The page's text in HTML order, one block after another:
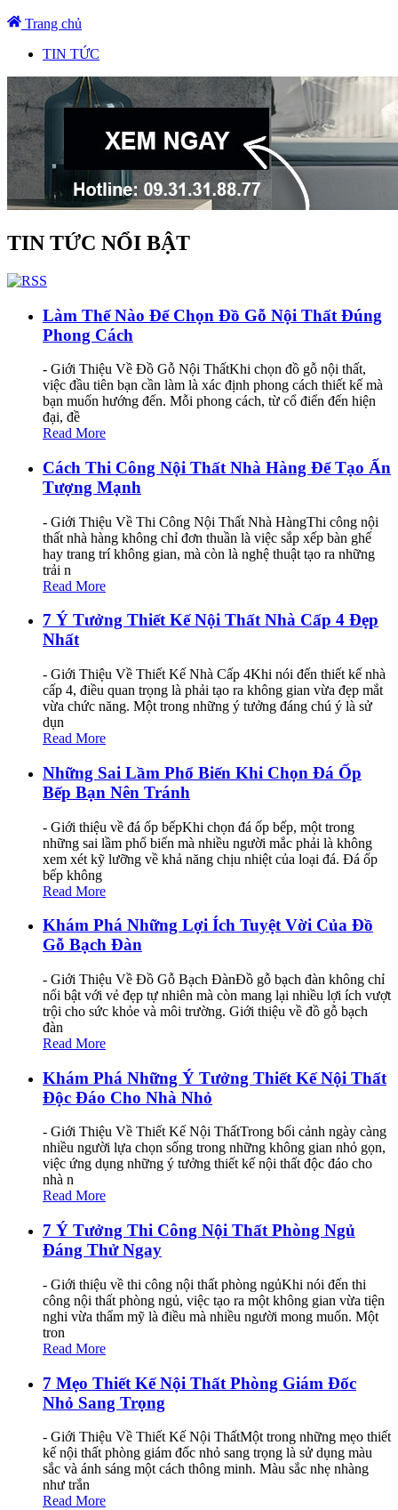
Trang chủ
TIN TỨC
TIN TỨC NỔI BẬT
Làm Thế Nào Để Chọn Đồ Gỗ Nội Thất Đúng
Phong Cách
- Giới Thiệu Về Đồ Gỗ Nội ThấtKhi chọn đồ gỗ nội thất,
việc đầu tiên bạn cần làm là xác định phong cách thiết kế mà
bạn muốn hướng đến. Mỗi phong cách, từ cổ điển đến hiện
đại, đề
Read More
Cách Thi Công Nội Thất Nhà Hàng Để Tạo Ấn
Tượng Mạnh
- Giới Thiệu Về Thi Công Nội Thất Nhà HàngThi công nội
thất nhà hàng không chỉ đơn thuần là việc sắp xếp bàn ghế
hay trang trí không gian, mà còn là nghệ thuật tạo ra những
trải n
Read More
7 Ý Tưởng Thiết Kế Nội Thất Nhà Cấp 4 Đẹp
Nhất
- Giới Thiệu Về Thiết Kế Nhà Cấp 4Khi nói đến thiết kế nhà
cấp 4, điều quan trọng là phải tạo ra không gian vừa đẹp mắt
vừa chức năng. Một trong những ý tưởng đáng chú ý là sử
dụn
Read More
Những Sai Lầm Phổ Biến Khi Chọn Đá Ốp
Bếp Bạn Nên Tránh
- Giới thiệu về đá ốp bếpKhi chọn đá ốp bếp, một trong
những sai lầm phổ biến mà nhiều người mắc phải là không
xem xét kỹ lưỡng về khả năng chịu nhiệt của loại đá. Đá ốp
bếp không
Read More
Khám Phá Những Lợi Ích Tuyệt Vời Của Đồ
Gỗ Bạch Đàn
- Giới Thiệu Về Đồ Gỗ Bạch ĐànĐồ gỗ bạch đàn không chỉ
nổi bật với vẻ đẹp tự nhiên mà còn mang lại nhiều lợi ích vượt
trội cho sức khỏe và môi trường. Giới thiệu về đồ gỗ bạch
đàn
Read More
Khám Phá Những Ý Tưởng Thiết Kế Nội Thất
Độc Đáo Cho Nhà Nhỏ
- Giới Thiệu Về Thiết Kế Nội ThấtTrong bối cảnh ngày càng
nhiều người lựa chọn sống trong những không gian nhỏ gọn,
việc ứng dụng những ý tưởng thiết kế nội thất độc đáo cho
nhà n
Read More
7 Ý Tưởng Thi Công Nội Thất Phòng Ngủ
Đáng Thử Ngay
- Giới thiệu về thi công nội thất phòng ngủKhi nói đến thi
công nội thất phòng ngủ, việc tạo ra một không gian vừa tiện
nghi vừa thẩm mỹ là điều mà nhiều người mong muốn. Một
tron
Read More
7 Mẹo Thiết Kế Nội Thất Phòng Giám Đốc
Nhỏ Sang Trọng
- Giới Thiệu Về Thiết Kế Nội ThấtMột trong những mẹo thiết
kế nội thất phòng giám đốc nhỏ sang trọng là sử dụng màu
sắc và ánh sáng một cách thông minh. Màu sắc nhẹ nhàng
như trắn
Read More